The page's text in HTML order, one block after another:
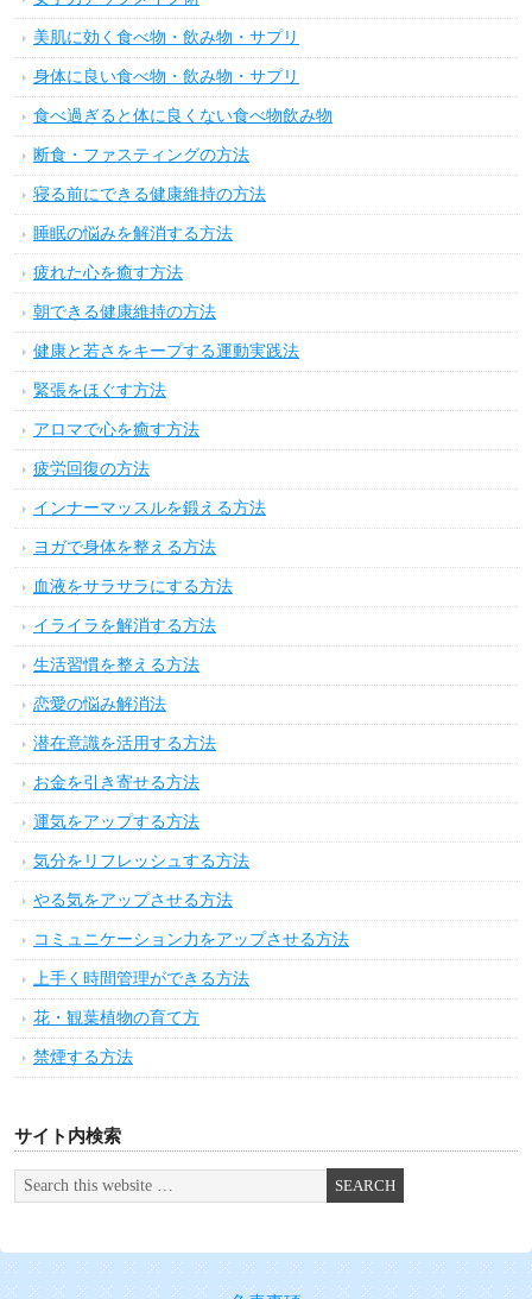
美肌に効く食べ物・飲み物・サプリ
身体に良い食べ物・飲み物・サプリ
食べ過ぎると体に良くない食べ物飲み物
断食・ファスティングの方法
寝る前にできる健康維持の方法
睡眠の悩みを解消する方法
疲れた心を癒す方法
朝できる健康維持の方法
健康と若さをキープする運動実践法
緊張をほぐす方法
アロマで心を癒す方法
疲労回復の方法
インナーマッスルを鍛える方法
ヨガで身体を整える方法
血液をサラサラにする方法
イライラを解消する方法
生活習慣を整える方法
恋愛の悩み解消法
潜在意識を活用する方法
お金を引き寄せる方法
運気をアップする方法
気分をリフレッシュする方法
やる気をアップさせる方法
コミュニケーション力をアップさせる方法
上手く時間管理ができる方法
花・観葉植物の育て方
禁煙する方法
サイト内検索